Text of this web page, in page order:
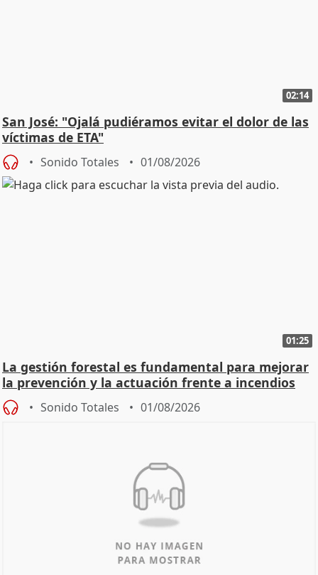
02:14
San José: "Ojalá pudiéramos evitar el dolor de las
víctimas de ETA"
Sonido Totales 01/08/2026
01:25
La gestión forestal es fundamental para mejorar
la prevención y la actuación frente a incendios
Sonido Totales 01/08/2026